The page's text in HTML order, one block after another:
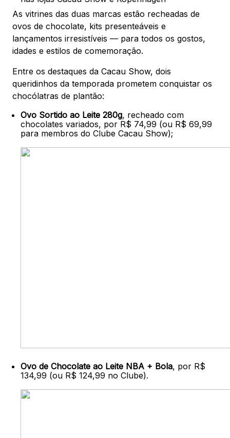
As vitrines das duas marcas estão recheadas de
ovos de chocolate, kits presenteáveis e
lançamentos irresistíveis — para todos os gostos,
idades e estilos de comemoração.
Entre os destaques da Cacau Show, dois
queridinhos da temporada prometem conquistar os
chocólatras de plantão:
Ovo Sortido ao Leite 280g, recheado com
chocolates variados, por R$ 74,99 (ou R$ 69,99
para membros do Clube Cacau Show);
Ovo de Chocolate ao Leite NBA + Bola, por R$
134,99 (ou R$ 124,99 no Clube).